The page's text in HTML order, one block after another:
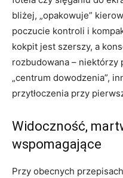
bliżej, „opakowuje”
poczucie kontroli i
kokpit jest szerszy, a
rozbudowana – niektórzy
„centrum dowodzenia”,
przytłoczenia przy
Widoczność,
wspomagające
Przy obecnych